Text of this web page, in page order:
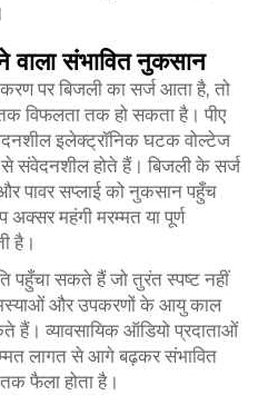
वाला संभावित नुकसान
पर बिजली का सर्ज आता है, तो
विफलता तक हो सकता है। पीए
इलेक्ट्रॉनिक घटक वोल्टेज
संवेदनशील होते हैं। बिजली के सर्ज
पावर सप्लाई को नुकसान पहुँच
महंगी मरम्मत या पूर्ण
है।
पहुँचा सकते हैं जो तुरंत स्पष्ट नहीं
और उपकरणों के आयु काल
व्यावसायिक ऑडियो प्रदाताओं
लागत से आगे बढ़कर संभावित
फैला होता है।